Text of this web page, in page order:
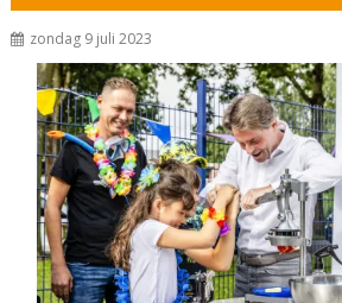
zondag 9 juli 2023